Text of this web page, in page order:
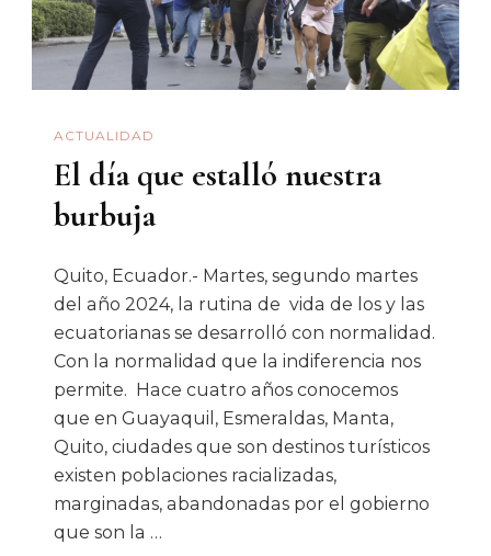
Sheinbaum
ACTUALIDAD
El día que estalló nuestra
burbuja
Quito, Ecuador.- Martes, segundo martes
del año 2024, la rutina de vida de los y las
ecuatorianas se desarrolló con normalidad.
Con la normalidad que la indiferencia nos
permite. Hace cuatro años conocemos
que en Guayaquil, Esmeraldas, Manta,
Quito, ciudades que son destinos turísticos
existen poblaciones racializadas,
marginadas, abandonadas por el gobierno
que son la …